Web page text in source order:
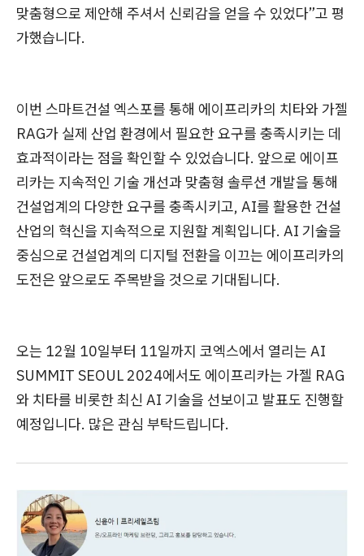
맞춤형으로 제안해 주셔서 신뢰감을 얻을 수 있었다”고 평
가했습니다.
이번 스마트건설 엑스포를 통해 에이프리카의 치타와 가젤
RAG가 실제 산업 환경에서 필요한 요구를 충족시키는 데
효과적이라는 점을 확인할 수 있었습니다. 앞으로 에이프
리카는 지속적인 기술 개선과 맞춤형 솔루션 개발을 통해
건설업계의 다양한 요구를 충족시키고, AI를 활용한 건설
산업의 혁신을 지속적으로 지원할 계획입니다. AI 기술을
중심으로 건설업계의 디지털 전환을 이끄는 에이프리카의
도전은 앞으로도 주목받을 것으로 기대됩니다.
오는 12월 10일부터 11일까지 코엑스에서 열리는 AI
SUMMIT SEOUL 2024에서도 에이프리카는 가젤 RAG
와 치타를 비롯한 최신 AI 기술을 선보이고 발표도 진행할
예정입니다. 많은 관심 부탁드립니다.